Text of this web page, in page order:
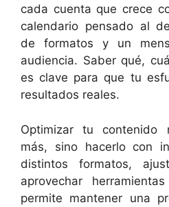
cada cuenta que crece
calendario pensado al
de formatos y un
audiencia. Saber qué,
es clave para que tu
resultados reales.
Optimizar tu contenido
más, sino hacerlo con
distintos formatos,
aprovechar
permite mantener una